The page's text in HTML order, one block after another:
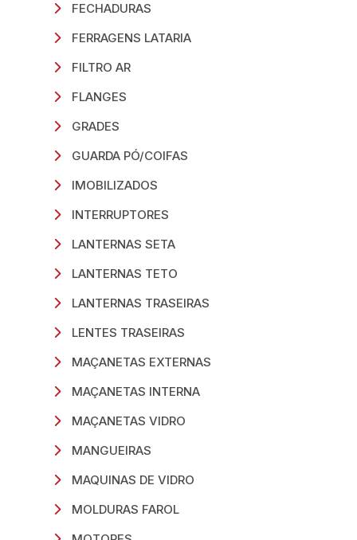
FECHADURAS
FERRAGENS LATARIA
FILTRO AR
FLANGES
GRADES
GUARDA PÓ/COIFAS
IMOBILIZADOS
INTERRUPTORES
LANTERNAS SETA
LANTERNAS TETO
LANTERNAS TRASEIRAS
LENTES TRASEIRAS
MAÇANETAS EXTERNAS
MAÇANETAS INTERNA
MAÇANETAS VIDRO
MANGUEIRAS
MAQUINAS DE VIDRO
MOLDURAS FAROL